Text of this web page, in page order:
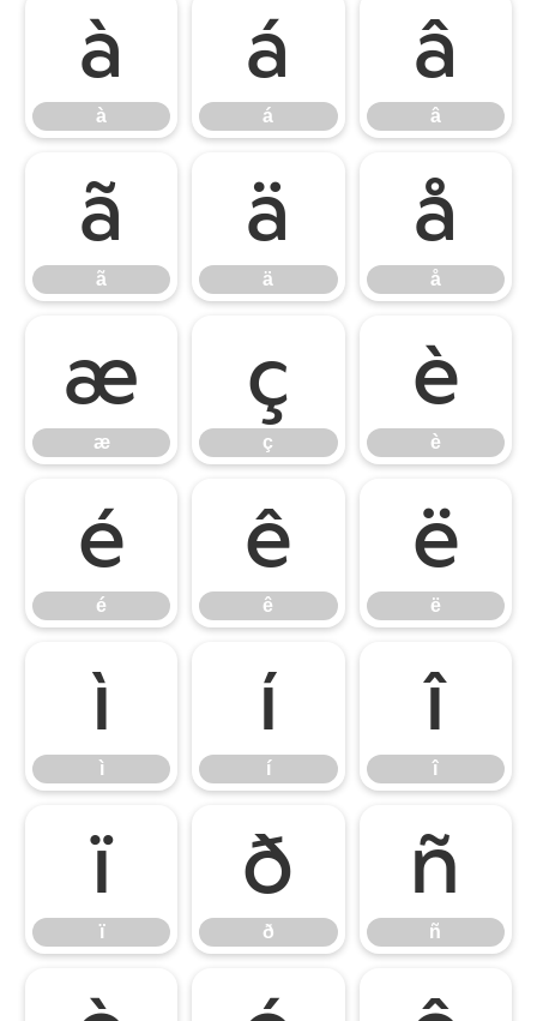
à
à
á
á
â
â
ã
ã
ä
ä
å
å
æ
æ
ç
ç
è
è
é
é
ê
ê
ë
ë
ì
ì
í
í
î
î
ï
ï
ð
ð
ñ
ñ